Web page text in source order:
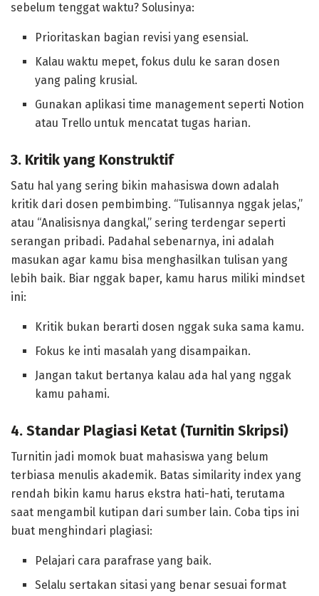
sebelum tenggat waktu? Solusinya:
Prioritaskan bagian revisi yang esensial.
Kalau waktu mepet, fokus dulu ke saran dosen
yang paling krusial.
Gunakan aplikasi time management seperti Notion
atau Trello untuk mencatat tugas harian.
3. Kritik yang Konstruktif
Satu hal yang sering bikin mahasiswa down adalah
kritik dari dosen pembimbing. “Tulisannya nggak jelas,”
atau “Analisisnya dangkal,” sering terdengar seperti
serangan pribadi. Padahal sebenarnya, ini adalah
masukan agar kamu bisa menghasilkan tulisan yang
lebih baik. Biar nggak baper, kamu harus miliki mindset
ini:
Kritik bukan berarti dosen nggak suka sama kamu.
Fokus ke inti masalah yang disampaikan.
Jangan takut bertanya kalau ada hal yang nggak
kamu pahami.
4. Standar Plagiasi Ketat (Turnitin Skripsi)
Turnitin jadi momok buat mahasiswa yang belum
terbiasa menulis akademik. Batas similarity index yang
rendah bikin kamu harus ekstra hati-hati, terutama
saat mengambil kutipan dari sumber lain. Coba tips ini
buat menghindari plagiasi:
Pelajari cara parafrase yang baik.
Selalu sertakan sitasi yang benar sesuai format